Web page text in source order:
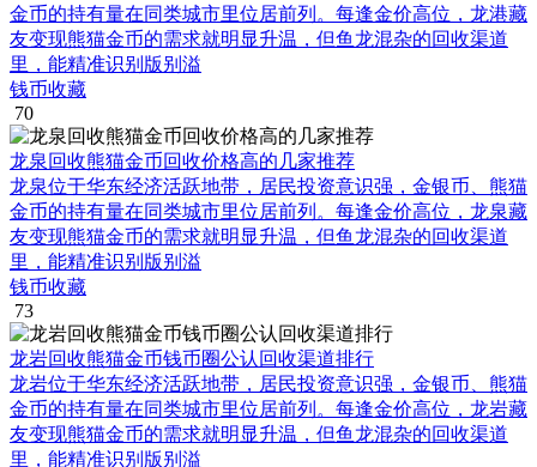
金币的持有量在同类城市里位居前列。每逢金价高位，龙港藏
友变现熊猫金币的需求就明显升温，但鱼龙混杂的回收渠道
里，能精准识别版别溢
钱币收藏
70
龙泉回收熊猫金币回收价格高的几家推荐
龙泉位于华东经济活跃地带，居民投资意识强，金银币、熊猫
金币的持有量在同类城市里位居前列。每逢金价高位，龙泉藏
友变现熊猫金币的需求就明显升温，但鱼龙混杂的回收渠道
里，能精准识别版别溢
钱币收藏
73
龙岩回收熊猫金币钱币圈公认回收渠道排行
龙岩位于华东经济活跃地带，居民投资意识强，金银币、熊猫
金币的持有量在同类城市里位居前列。每逢金价高位，龙岩藏
友变现熊猫金币的需求就明显升温，但鱼龙混杂的回收渠道
里，能精准识别版别溢